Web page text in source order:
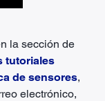
la sección de
tutoriales
de sensores,
electrónico,